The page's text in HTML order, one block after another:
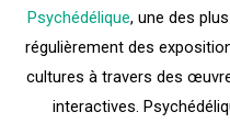
Psychédélique, une des
régulièrement des
cultures à travers des
interactives.